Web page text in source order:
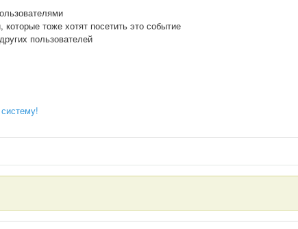
которые тоже хотят посетить это событие
пользователей